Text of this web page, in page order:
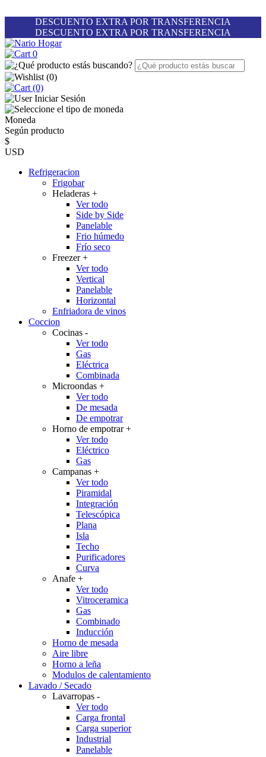
DESCUENTO EXTRA POR TRANSFERENCIA
DESCUENTO EXTRA POR TRANSFERENCIA
0
(0)
(0)
Iniciar Sesión
Moneda
Según producto
$
USD
Refrigeracion
Frigobar
Heladeras +
Ver todo
Side by Side
Panelable
Frio húmedo
Frío seco
Freezer+
Ver todo
Vertical
Panelable
Horizontal
Enfriadora de vinos
Coccion
Cocinas -
Ver todo
Gas
Eléctrica
Combinada
Microondas +
Ver todo
De mesada
De empotrar
Horno de empotrar+
Ver todo
Eléctrico
Gas
Campanas +
Ver todo
Piramidal
Integración
Telescópica
Plana
Isla
Techo
Purificadores
Curva
Anafe +
Ver todo
Vitroceramica
Gas
Combinado
Inducción
Horno de mesada
Aire libre
Horno a leña
Modulos de calentamiento
Lavado / Secado
Lavarropas -
Ver todo
Carga frontal
Carga superior
Industrial
Panelable